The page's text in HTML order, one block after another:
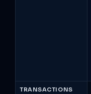
TRANSACTIONS